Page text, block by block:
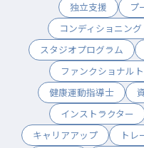
独立支援
プ
コンディショニング
スタジオプログラム
ファンクショナル
健康運動指導士
インストラクター
キャリアアップ
トレ